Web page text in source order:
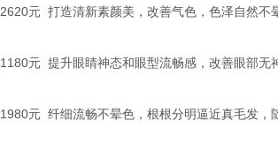
2620元 打造清新素颜美，改善气色，色泽自然不
1180元 提升眼睛神态和眼型流畅感，改善眼部无
1980元 纤细流畅不晕色，根根分明逼近真毛发